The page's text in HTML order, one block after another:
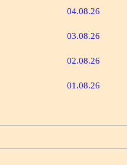
04.08.26
03.08.26
02.08.26
01.08.26